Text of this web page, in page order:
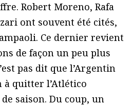
Robert Moreno, Rafa
ont souvent été cités,
Ce dernier revient
de façon un peu plus
pas dit que l’Argentin
quitter l’Atlético
saison. Du coup, un